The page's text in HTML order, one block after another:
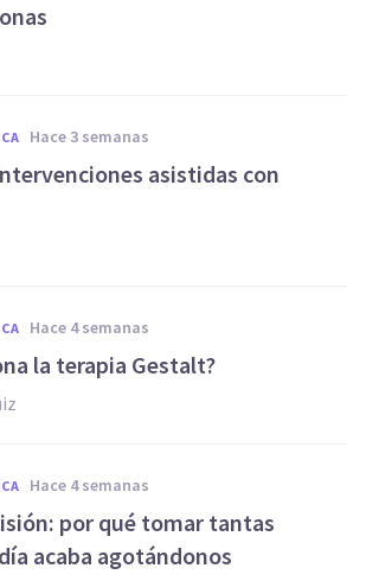
hace 3 semanas
asistidas con
hace 4 semanas
la terapia Gestalt?
hace 4 semanas
por qué tomar tantas
acaba agotándonos